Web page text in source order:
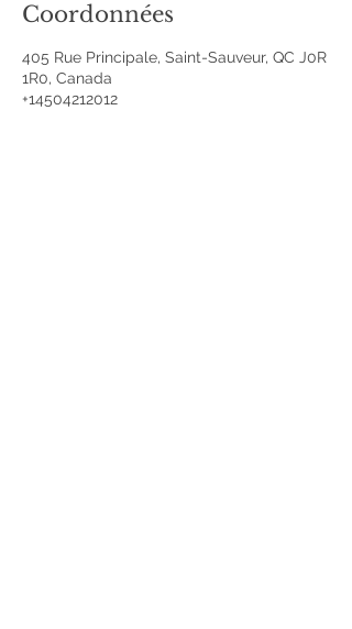
Coordonnées
405 Rue Principale, Saint-Sauveur, QC J0R
1R0, Canada
+14504212012